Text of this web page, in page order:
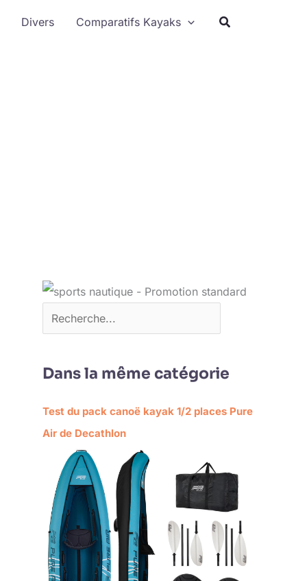
Divers Comparatifs Kayaks
Dans la même catégorie
Test du pack canoë kayak 1/2 places Pure
Air de Decathlon